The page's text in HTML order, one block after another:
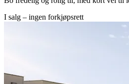
I salg – ingen forkjøpsrett